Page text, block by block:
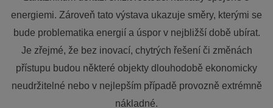
energiemi. Zároveň tato výstava ukazuje směry, kterými se
bude problematika energií a úspor v nejbližší době ubírat.
Je zřejmé, že bez inovací, chytrých řešení či změnách
přístupu budou některé objekty dlouhodobě ekonomicky
neudržitelné nebo v nejlepším případě provozně extrémně
nákladné.